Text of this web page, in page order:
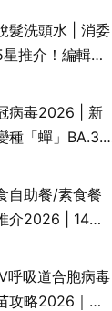
油/花生油等)
覽表｜社區藥房
麼？可以申請藥
髮洗頭水 | 消委
推介！編輯加
：位元堂、呂、
、純素
病毒2026 | 新
種「蟬」BA.3.2
風險與預防方法
睇
自助餐/素食餐
介2026 | 14間
/印度/東南亞/港
素食齋菜
呼吸道合胞病毒
攻略2026｜